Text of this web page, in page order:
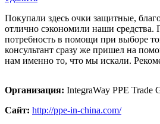
Покупали здесь очки защитные,
отлично сэкономили наши средства.
потребность в помощи при выборе
консультант сразу же пришел на
нам именно то, что мы искали.
Организация: IntegraWay PPE Trade
Сайт: http://ppe-in-china.com/